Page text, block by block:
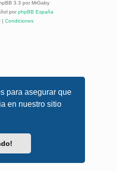
para asegurar que
en nuestro sitio
3.3 por MrGaby
por phpBB España
| Condiciones